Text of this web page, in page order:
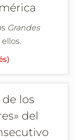
Grandes
ellos.
los
del